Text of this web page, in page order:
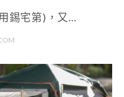
錫宅第)，又…